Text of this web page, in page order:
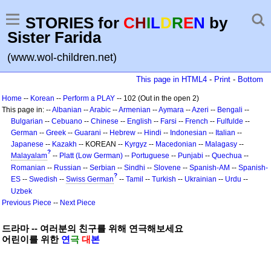
STORIES for CHILDREN by
Sister Farida
(www.wol-children.net)
This page in HTML4 - Print - Bottom
Home -- Korean -- Perform a PLAY -- 102 (Out in the open 2)
This page in: --Albanian --Arabic --Armenian --Aymara --Azeri -- Bengali --
Bulgarian -- Cebuano -- Chinese -- English -- Farsi -- French -- Fulfulde --
German -- Greek -- Guarani -- Hebrew -- Hindi -- Indonesian -- Italian --
Japanese -- Kazakh -- KOREAN -- Kyrgyz -- Macedonian -- Malagasy --
Malayalam? -- Platt (Low German) -- Portuguese -- Punjabi -- Quechua --
Romanian -- Russian -- Serbian -- Sindhi -- Slovene -- Spanish-AM -- Spanish-
ES -- Swedish -- Swiss German? -- Tamil -- Turkish -- Ukrainian -- Urdu --
Uzbek
Previous Piece -- Next Piece
드라마 -- 여러분의 친구를 위해 연극해보세요
어린이를 위한 연극 대본